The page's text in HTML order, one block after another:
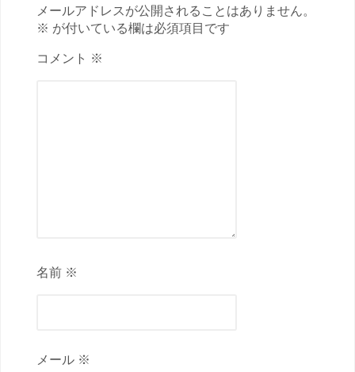
メールアドレスが公開されることはありません。
※ が付いている欄は必須項目です
コメント ※
名前 ※
メール ※